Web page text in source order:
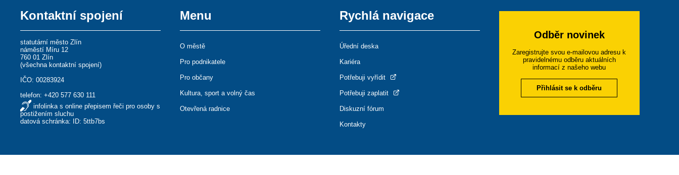
Kontaktní spojení
statutární město Zlín
náměstí Míru 12
760 01 Zlín
(všechna kontaktní spojení)
IČO: 00283924
telefon:+420 577 630 111
infolinka s online přepisem řeči pro osoby s
postižením sluchu
datová schránka: ID: 5ttb7bs
Menu
O městě
Pro podnikatele
Pro občany
Kultura, sport a volný čas
Otevřená radnice
Rychlá navigace
Úřední deska
Kariéra
Potřebuji vyřídit
Potřebuji zaplatit
Diskuzní fórum
Kontakty
Odběr novinek
Zaregistrujte svou e-mailovou adresu k
pravidelnému odběru aktuálních
informací z našeho webu
Přihlásit se k odběru